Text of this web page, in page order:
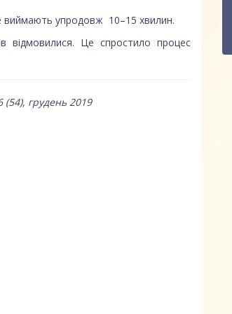
виймають упродовж 10–15 хвилин.
відмовилися. Це спростило процес
грудень 2019